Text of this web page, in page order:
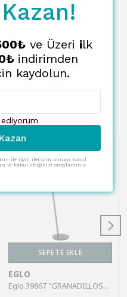
SEPETE EKLE
EGLO
Eglo 39867 "GRANADILLOS" 153 Cm Yüksekliğinde Çelik Köşe Lambası Lambader
ve Üzeri ilk
indirimden
kaydolun.
ediyorum
ile ilgili iletişim almayı kabul
ve kabul ettiğinizi onaylarsınız.